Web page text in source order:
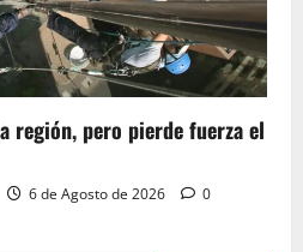
región, pero pierde fuerza el
6 de Agosto de 2026 0